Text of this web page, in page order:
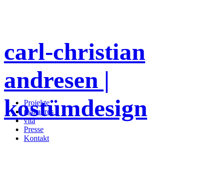
carl-christian
andresen |
kostümdesign
Projekte
makabres
vita
Presse
Kontakt